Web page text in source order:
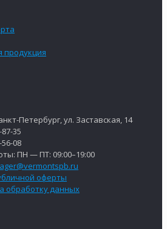
Петербург, ул. Заставская, 14
35
56-08
ПН — ПТ: 09:00–19:00
оферты
обработку данных